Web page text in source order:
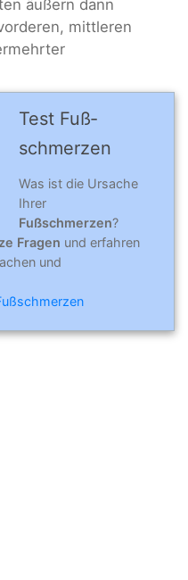
äußern dann
mittleren
Test Fuß­
schmerzen
Was ist die Ursache
Ihrer
Fußschmerzen?
Fragen und erfahren
und